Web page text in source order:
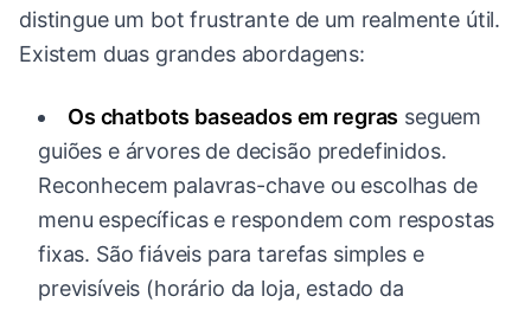
distingue um bot frustrante de um realmente útil.
Existem duas grandes abordagens:
Os chatbots baseados em regras seguem
guiões e árvores de decisão predefinidos.
Reconhecem palavras-chave ou escolhas de
menu específicas e respondem com respostas
fixas. São fiáveis para tarefas simples e
previsíveis (horário da loja, estado da